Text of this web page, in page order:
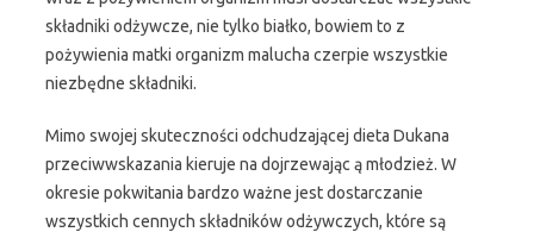
składniki odżywcze, nie tylko białko, bowiem to z
pożywienia matki organizm malucha czerpie wszystkie
niezbędne składniki.
Mimo swojej skuteczności odchudzającej dieta Dukana
przeciwwskazania kieruje na dojrzewając ą młodzież. W
okresie pokwitania bardzo ważne jest dostarczanie
wszystkich cennych składników odżywczych, które są